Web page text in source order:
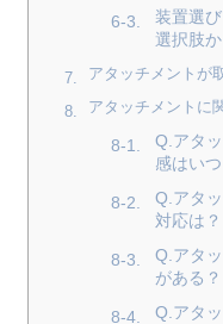
装置選
選択肢
アタッチメントが
アタッチメントに
Q.アタ
感はい
Q.アタ
対応は？
Q.アタ
がある？
Q.アタ